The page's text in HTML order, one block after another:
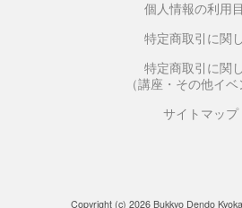
個人情報の利用
特定商取引に関
特定商取引に関
（講座・その他イベ
サイトマップ
Copyright (c) 2026 Bukkyo Dendo